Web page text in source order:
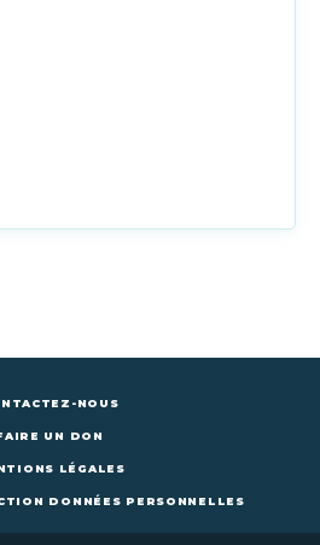
NOUS
UN DON
LÉGALES
DONNÉES PERSONNELLES